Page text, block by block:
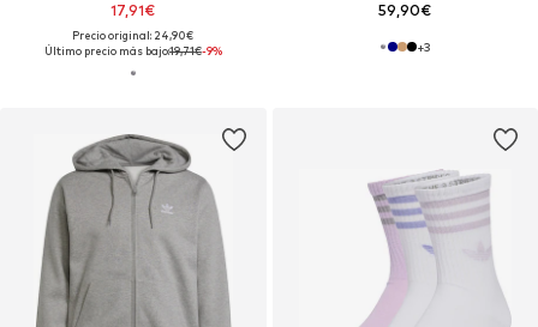
17,91€
Precio original: 24,90€
Último precio más bajo:19,71€-9%
59,90€
+3